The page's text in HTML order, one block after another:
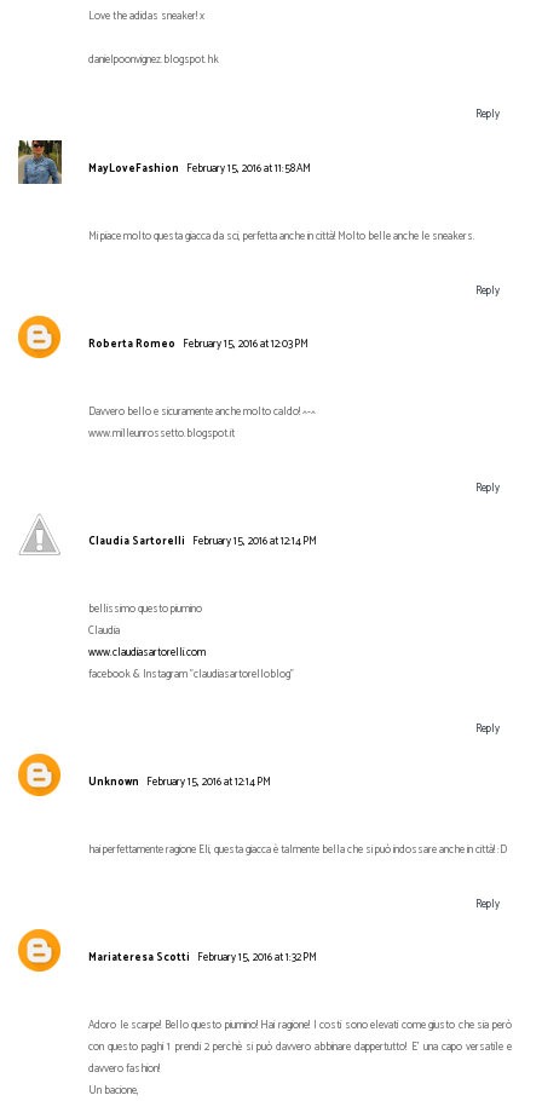
Love the adidas sneaker! x
danielpoonvignez.blogspot.hk
Reply
MayLoveFashion February 15, 2016 at 11:58 AM
Mi piace molto questa giacca da sci, perfetta anche in città! Molto belle anche le sneakers.
Reply
Roberta Romeo February 15, 2016 at 12:03 PM
Davvero bello e sicuramente anche molto caldo! ^-^
www.milleunrossetto.blogspot.it
Reply
Claudia Sartorelli February 15, 2016 at 12:14 PM
bellissimo questo piumino
Claudia
www.claudiasartorelli.com
facebook & Instagram "claudiasartorelloblog"
Reply
Unknown February 15, 2016 at 12:14 PM
hai perfettamente ragione Eli, questa giacca è talmente bella che si può indossare anche in città! :D
Reply
Mariateresa Scotti February 15, 2016 at 1:32 PM
Adoro le scarpe! Bello questo piumino! Hai ragione! I costi sono elevati come giusto che sia però
con questo paghi 1 prendi 2 perchè si può davvero abbinare dappertutto! E' una capo versatile e
davvero fashion!
Un bacione,